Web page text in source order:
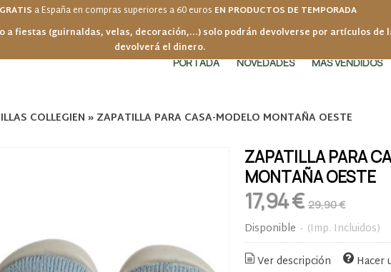
a España en compras superiores a 60 euros EN PRODUCTOS DE TEMPORADA
fiestas (guirnaldas, velas, decoración,...) solo podrán devolverse por artículos de
devolverá el dinero.
PORTADA NOVEDADES MÁS VENDIDOS
COLLEGIEN » ZAPATILLA PARA CASA-MODELO MONTAÑA OESTE
ZAPATILLA PARA
MONTAÑA OESTE
17,94 € 29,90 €
Disponible - (Imp. Incluidos)
Ver descripción
Hacer